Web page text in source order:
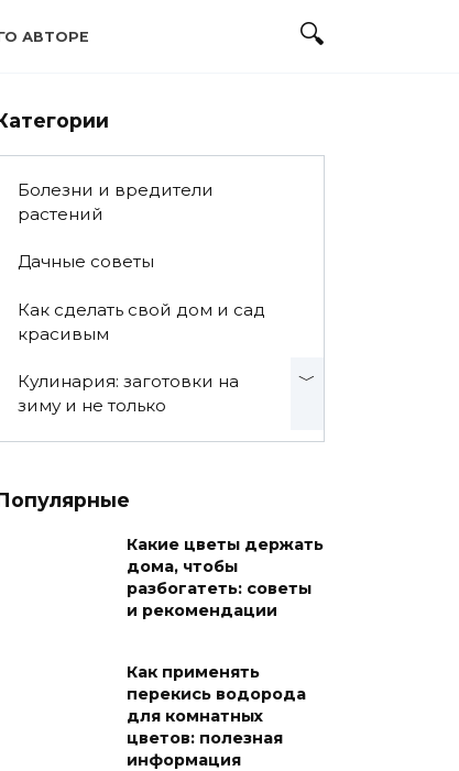
АВТОРЕ
Болезни и вредители
растений
Дачные советы
Как сделать свой дом и сад
красивым
Кулинария: заготовки на
зиму и не только
Какие цветы держать
дома, чтобы
разбогатеть: советы
и рекомендации
Как применять
перекись водорода
для комнатных
цветов: полезная
информация